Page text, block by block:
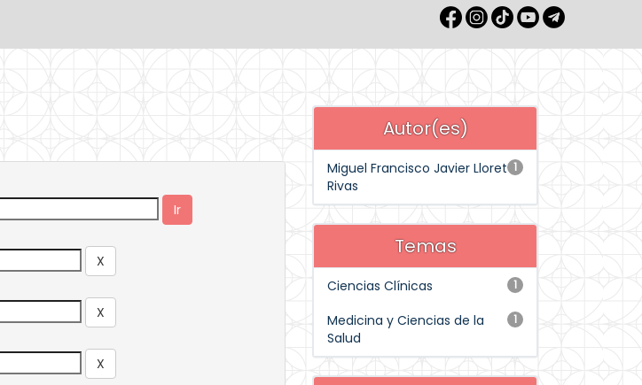
Autor(es)
1
Miguel Francisco Javier Lloret
Rivas
Temas
1
Ciencias Clínicas
1
Medicina y Ciencias de la
Salud